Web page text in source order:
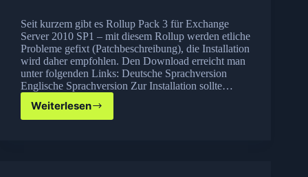
Seit kurzem gibt es Rollup Pack 3 für Exchange
Server 2010 SP1 – mit diesem Rollup werden etliche
Probleme gefixt (Patchbeschreibung), die Installation
wird daher empfohlen. Den Download erreicht man
unter folgenden Links: Deutsche Sprachversion
Englische Sprachversion Zur Installation sollte…
Weiterlesen
Exchange
Server